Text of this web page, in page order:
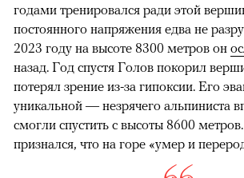
годами тренировался ради этой
постоянного напряжения едва не
2023 году на высоте 8300 метров он
назад. Год спустя Голов покорил
потерял зрение из-за гипоксии. Его
уникальной — незрячего альпиниста
смогли спустить с высоты 8600
признался, что на горе «умер и